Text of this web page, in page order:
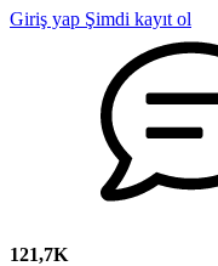
Giriş yap Şimdi kayıt ol
121,7K